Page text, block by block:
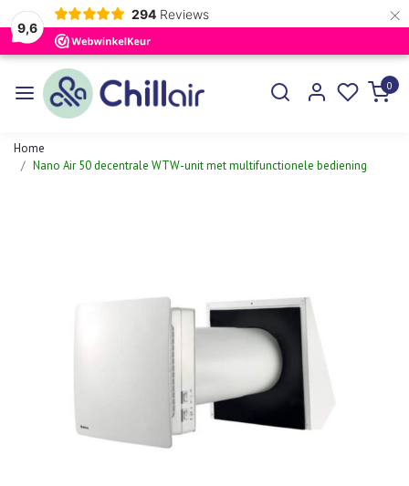
9,6
294 Reviews ×
0
Home
Nano Air 50 decentrale WTW-unit met multifunctionele bediening